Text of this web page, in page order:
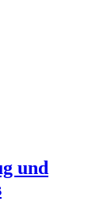
und